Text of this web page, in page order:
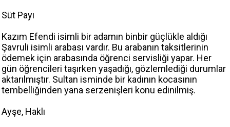
Süt Payı
Kazım Efendi isimli bir adamın binbir güçlükle aldığı
Şavruli isimli arabası vardır. Bu arabanın taksitlerinin
ödemek için arabasında öğrenci servisliği yapar. Her
gün öğrencileri taşırken yaşadığı, gözlemlediği durumlar
aktarılmıştır. Sultan isminde bir kadının kocasının
tembelliğinden yana serzenişleri konu edinilmiş.
Ayşe, Haklı